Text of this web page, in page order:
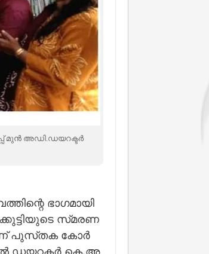
മുൻ അ​ഡി.ഡ​യ​റ​ക്ടർ
ഭാ​ഗ​മാ​യി
സ്​മ​ര​ണ​
പു​സ്​ത​ക കോർ​
ഡ​യ​റ​ക്ടർ കെ.അ​